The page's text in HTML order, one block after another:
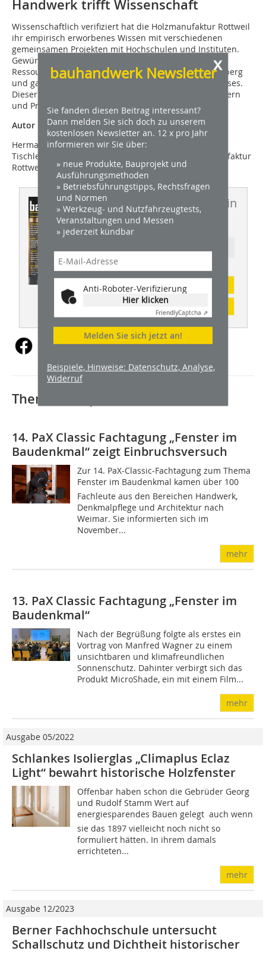
Handwerk trifft Wissenschaft
Wissenschaftlich verifiziert hat die Holzmanufaktur Rottweil
ihr empirisch erworbenes Wissen mit verschiedenen
gemeinsamen Projekten mit Hochschulen und Instituten.
Gewürdigt wurde das Engagement durch den
Ressourceneffizienzpreis des Landes Baden Württemberg
und ganz aktuell durch die Verleihung des Seifriz-Preises.
Dieser würdigt die gute gemeinsame Arbeit von Meistern
und Professoren – Handwerk trifft Wissenschaft.
Autor
Hermann Klos ist Schreinermeister, Restaurator im
Tischlerhandwerk und Geschäftsführer der Holzmanufaktur
Rottweil.
Dieser Artikel erschien in
BHW 12/2022
Abonnement
Inhaltsverzeichnis
x
bauhandwerk Newsletter
Sie fanden diesen Beitrag interessant?
Dann melden Sie sich doch zu unserem
kostenlosen Newsletter an. 12 x pro Jahr
informieren wir Sie über:
» neue Produkte, Bauprojekt und
Ausführungsmethoden
» Betriebsführungstipps, Rechtsfragen
und Normen
» Werkzeug- und Nutzfahrzeugtests,
Veranstaltungen und Messen
» jederzeit kündbar
Anti-Roboter-Verifizierung
Hier klicken
FriendlyCaptcha ⇗
Melden Sie sich jetzt an!
Beispiele, Hinweise: Datenschutz, Analyse,
Widerruf
Thematisch passende Artikel:
14. PaX Classic Fachtagung „Fenster im
Baudenkmal“ zeigt Einbruchsversuch
Zur 14. PaX-Classic-Fachtagung zum Thema
Fenster im Baudenkmal kamen über 100
Fachleute aus den Bereichen Handwerk,
Denkmalpflege und Architektur nach
Weimar. Sie informierten sich im
November...
mehr
13. PaX Classic Fachtagung „Fenster im
Baudenkmal“
Nach der Begrüßung folgte als erstes ein
Vortrag von Manfred Wagner zu einem
unsichtbaren und klimafreundlichen
Sonnenschutz. Dahinter verbirgt sich das
Produkt MicroShade, ein mit einem Film...
mehr
Ausgabe 05/2022
Schlankes Isolierglas „Climaplus Eclaz
Light“ bewahrt historische Holzfenster
Offenbar haben schon die Gebrüder Georg
und Rudolf Stamm Wert auf
energiesparendes Bauen gelegt  auch wenn
sie das 1897 vielleicht noch nicht so
formuliert hätten. In ihrem damals
errichteten...
mehr
Ausgabe 12/2023
Berner Fachhochschule untersucht
Schallschutz und Dichtheit historischer